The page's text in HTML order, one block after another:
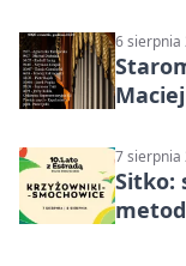
6 sierpnia
7 sierpnia
Sitko: